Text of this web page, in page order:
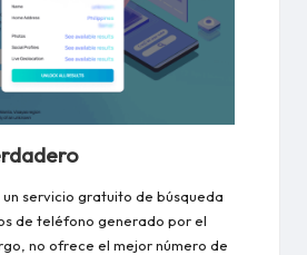
servicio gratuito de búsqueda
de teléfono generado por el
no ofrece el mejor número de